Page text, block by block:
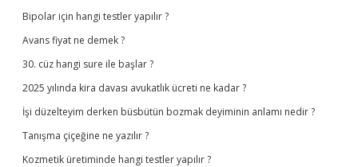
Bipolar için hangi testler yapılır ?
Avans fiyat ne demek ?
30. cüz hangi sure ile başlar ?
2025 yılında kira davası avukatlık ücreti ne kadar ?
İşi düzelteyim derken büsbütün bozmak deyiminin anlamı nedir ?
Tanışma çiçeğine ne yazılır ?
Kozmetik üretiminde hangi testler yapılır ?